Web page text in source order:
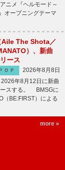
ニメ『ヘルモード～
オープニングテーマ
The Shota／
）、新曲
ース
ＯＰ
2026年8月8日
年8月12日に新曲
ースする。 BMSGに
（BE:FIRST）による
more »